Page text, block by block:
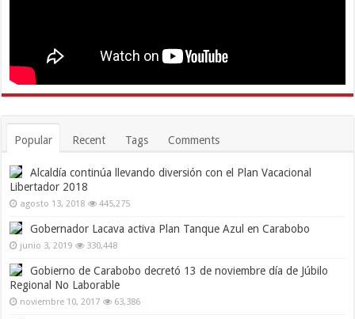
Popular Recent Tags Comments
Alcaldía continúa llevando diversión con el Plan Vacacional
Libertador 2018
agosto 13, 2018 445,275
Gobernador Lacava activa Plan Tanque Azul en Carabobo
junio 3, 2019 330,448
Gobierno de Carabobo decretó 13 de noviembre día de Júbilo
Regional No Laborable
noviembre 10, 2017 63,386